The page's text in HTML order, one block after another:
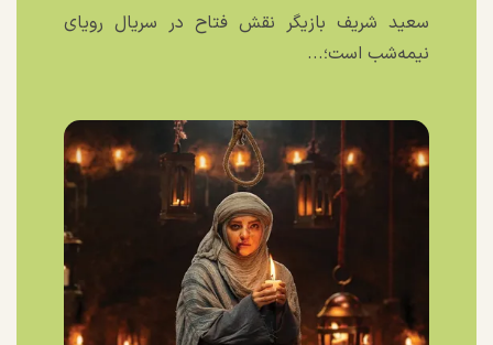
سعید شریف بازیگر نقش فتاح در سریال رویای
نیمه‌شب است؛...